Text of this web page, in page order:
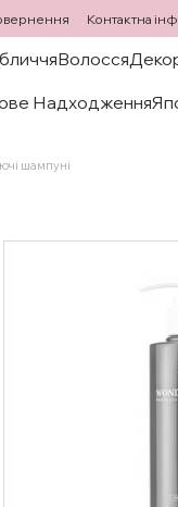
Контактна
Волосся
Надходження
шампуні